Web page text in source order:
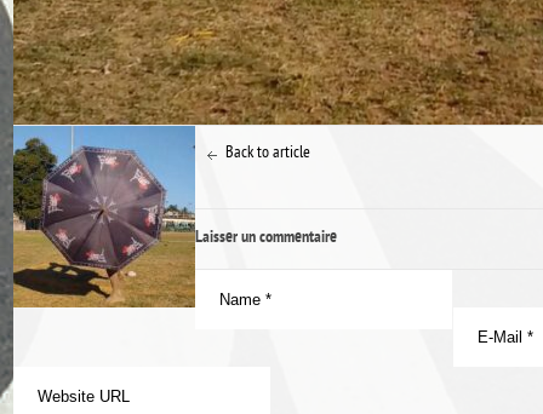
Back to article
Laisser un commentaire